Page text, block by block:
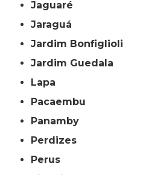
Jaguaré
Jaraguá
Jardim Bonfiglioli
Jardim Guedala
Lapa
Pacaembu
Panamby
Perdizes
Perus